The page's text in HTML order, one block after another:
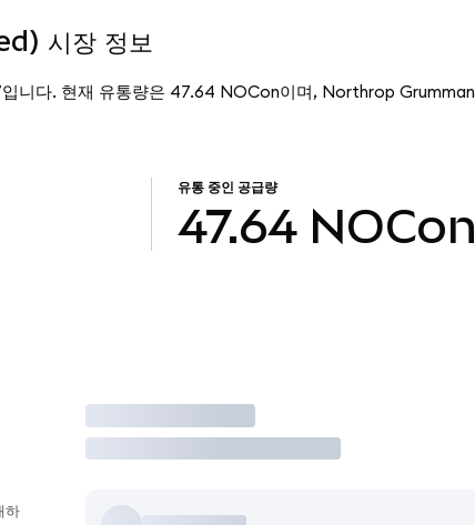
시장 정보
니다. 현재 유통량은 47.64 NOCon이며, Northrop Grumman
유통 중인 공급량
47.64 NOCon
하
거래